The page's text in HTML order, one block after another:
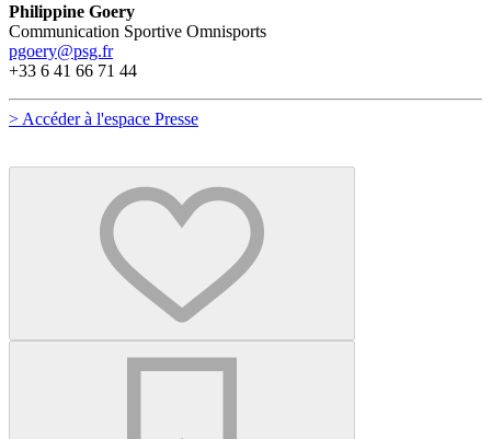
Philippine Goery
Communication Sportive Omnisports
pgoery@psg.fr
+33 6 41 66 71 44
> Accéder à l'espace Presse